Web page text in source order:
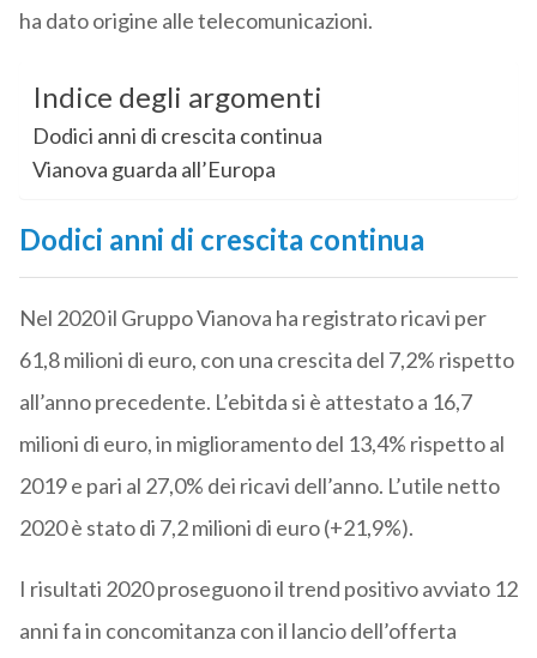
ha dato origine alle telecomunicazioni.
Indice degli argomenti
Dodici anni di crescita continua
Vianova guarda all’Europa
Dodici anni di crescita continua
Nel 2020 il Gruppo Vianova ha registrato ricavi per
61,8 milioni di euro, con una crescita del 7,2% rispetto
all’anno precedente. L’ebitda si è attestato a 16,7
milioni di euro, in miglioramento del 13,4% rispetto al
2019 e pari al 27,0% dei ricavi dell’anno. L’utile netto
2020 è stato di 7,2 milioni di euro (+21,9%).
I risultati 2020 proseguono il trend positivo avviato 12
anni fa in concomitanza con il lancio dell’offerta